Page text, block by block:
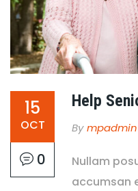
15
OCT
0
Help
By Mpadmin
Nullam
accumsan